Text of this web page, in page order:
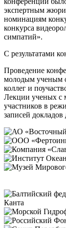
экспертным жюри
номинациям
конкурса
симпатий».
С результатами
Проведение
молодым ученым
коллег и
Лекции ученых с
участников в
записей докладов